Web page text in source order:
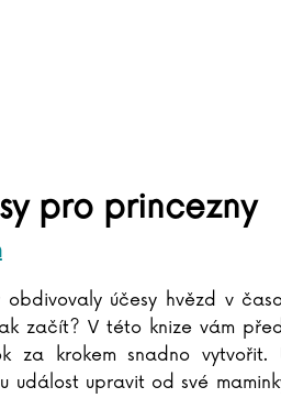
pro princezny
obdivovaly účesy hvězd v
začít? V této knize vám
za krokem snadno
událost upravit od své